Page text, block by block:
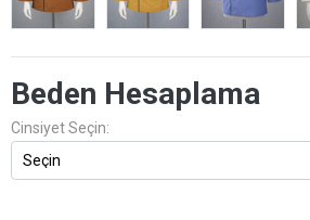
Beden Hesaplama
Cinsiyet Seçin: